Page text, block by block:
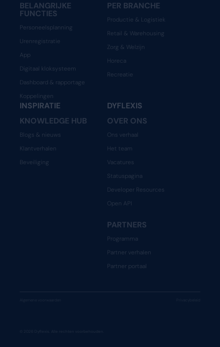
BELANGRIJKE
FUNCTIES
Personeelsplanning
Urenregistratie
App
Digitaal kloksysteem
Dashboard & rapportage
Koppelingen
PER BRANCHE
Productie & Logistiek
Retail & Warehousing
Zorg & Welzijn
Horeca
Recreatie
INSPIRATIE
KNOWLEDGE HUB
Blogs & nieuws
Klantverhalen
Beveiliging
DYFLEXIS
OVER ONS
Ons verhaal
Het team
Vacatures
Statuspagina
Developer Resources
Open API
PARTNERS
Programma
Partner verhalen
Partner portaal
© 2026 Dyflexis. Alle rechten voorbehouden.